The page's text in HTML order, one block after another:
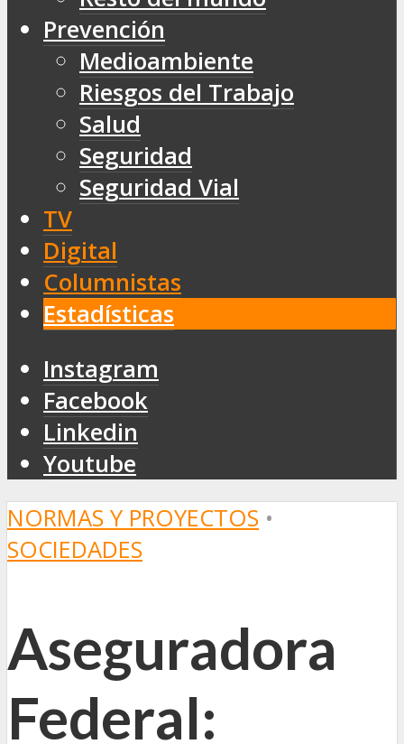
Prevención
Medioambiente
Riesgos del Trabajo
Salud
Seguridad
Seguridad Vial
TV
Digital
Columnistas
Estadísticas
Instagram
Facebook
Linkedin
Youtube
NORMAS Y PROYECTOS •
SOCIEDADES
Aseguradora
Federal: